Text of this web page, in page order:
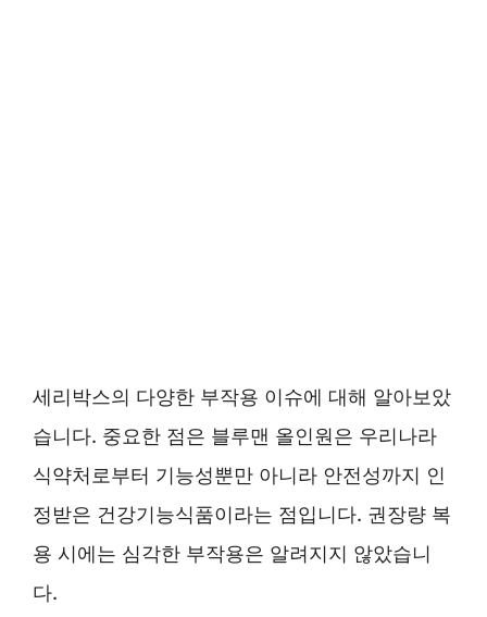
세리박스의 다양한 부작용 이슈에 대해 알아보았
습니다. 중요한 점은 블루맨 올인원은 우리나라
식약처로부터 기능성뿐만 아니라 안전성까지 인
정받은 건강기능식품이라는 점입니다. 권장량 복
용 시에는 심각한 부작용은 알려지지 않았습니
다.